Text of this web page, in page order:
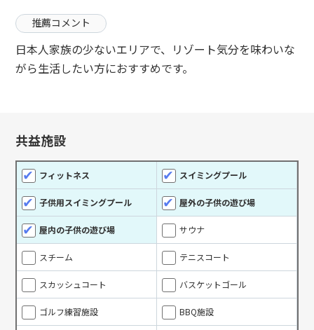
推薦コメント
日本人家族の少ないエリアで、リゾート気分を味わいな
がら生活したい方におすすめです。
共益施設
フィットネス スイミングプール
子供用スイミングプール 屋外の子供の遊び場
屋内の子供の遊び場 サウナ
スチーム テニスコート
スカッシュコート バスケットゴール
ゴルフ練習施設 BBQ施設